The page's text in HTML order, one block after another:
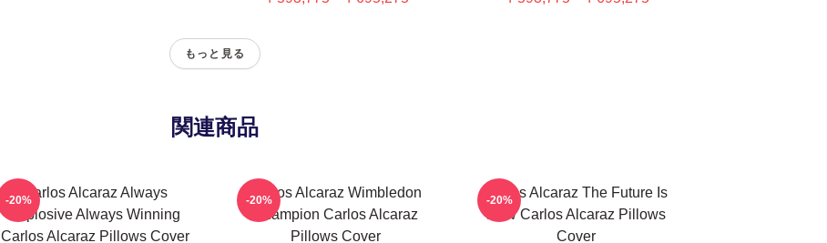
もっと見る
関連商品
Carlos Alcaraz Always
Explosive Always Winning
Carlos Alcaraz Pillows Cover
-20%
Carlos Alcaraz Wimbledon
Champion Carlos Alcaraz
Pillows Cover
-20%
Carlos Alcaraz The Future Is
Now Carlos Alcaraz Pillows
Cover
-20%